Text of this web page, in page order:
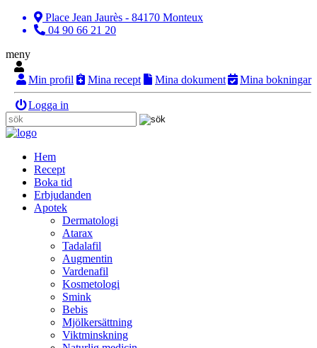
Place Jean Jaurès - 84170 Monteux
04 90 66 21 20
meny
Min profil Mina recept Mina dokument Mina bokningar
Logga in
Hem
Recept
Boka tid
Erbjudanden
Apotek
Dermatologi
Atarax
Tadalafil
Augmentin
Vardenafil
Kosmetologi
Smink
Bebis
Mjölkersättning
Viktminskning